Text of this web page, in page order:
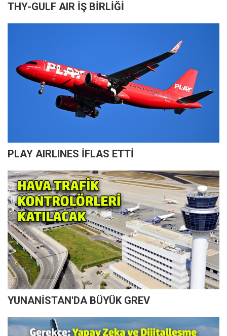
THY-GULF AIR İŞ BİRLİĞİ
PLAY AIRLINES İFLAS ETTİ
YUNANİSTAN'DA BÜYÜK GREV